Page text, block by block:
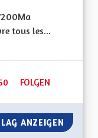
tous les...
50 FOLLOWER
FOLGEN
REVENU UNIVERSEL
ANZEIGEN